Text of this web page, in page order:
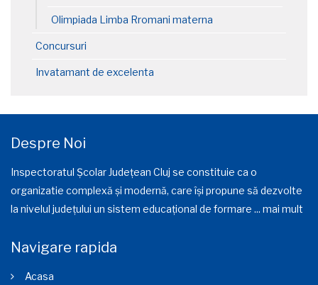
Olimpiada Limba Rromani materna
Concursuri
Invatamant de excelenta
Despre Noi
Inspectoratul Școlar Județean Cluj se constituie ca o
organizatie complexă și modernă, care își propune să dezvolte
la nivelul județului un sistem educațional de formare ... mai mult
Navigare rapida
Acasa